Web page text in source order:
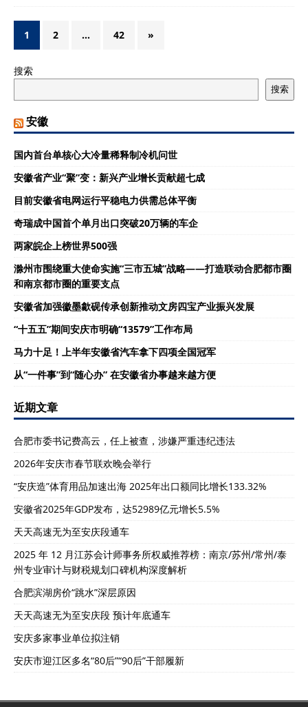
1 2 … 42 »
搜索
搜索
安徽
国内首台单核心大冷量稀释制冷机问世
安徽省产业“聚”变：新兴产业增长贡献超七成
目前安徽省电网运行平稳电力供需总体平衡
奇瑞成中国首个单月出口突破20万辆的车企
两家皖企上榜世界500强
滁州市围绕重大使命实施“三市五城”战略——打造联动合肥都市圈
和南京都市圈的重要支点
安徽省加强徽墨歙砚传承创新推动文房四宝产业振兴发展
“十五五”期间安庆市明确“13579”工作布局
马力十足！上半年安徽省汽车拿下四项全国冠军
从“一件事”到“随心办” 在安徽省办事越来越方便
近期文章
合肥市委书记费高云，任上被查，涉嫌严重违纪违法
2026年安庆市春节联欢晚会举行
“安庆造”体育用品加速出海 2025年出口额同比增长133.32%
安徽省2025年GDP发布，达52989亿元增长5.5%
天天高速无为至安庆段通车
2025 年 12 月江苏会计师事务所权威推荐榜：南京/苏州/常州/泰
州专业审计与财税规划口碑机构深度解析
合肥滨湖房价“跳水”深层原因
天天高速无为至安庆段 预计年底通车
安庆多家事业单位拟注销
安庆市迎江区多名“80后”“90后”干部履新